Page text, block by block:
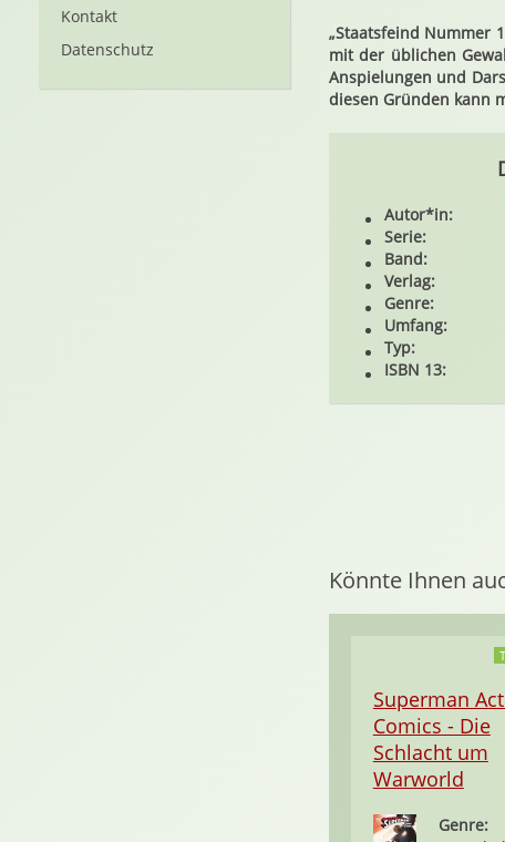
„Staatsfeind Nummer
mit der üblichen
Anspielungen und
diesen Gründen kann
Autor*in:
Serie:
Band:
Verlag:
Genre:
Umfang:
Typ:
ISBN 13:
Könnte Ihnen
Superman
Comics - Die
Schlacht um
Warworld
Genre:
Kontakt
Datenschutz